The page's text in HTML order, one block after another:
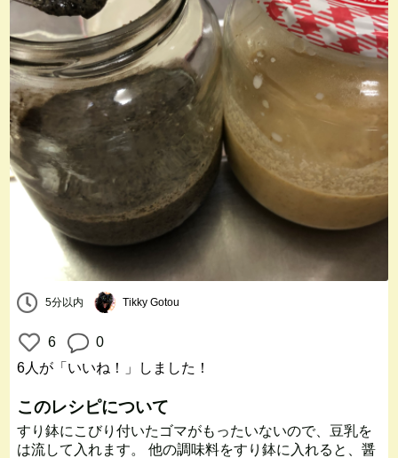
5分以内 Tikky Gotou
6
0
6人 が「いいね！」しました！
このレシピについて
すり鉢にこびり付いたゴマがもったいないので、豆乳を
は流して入れます。 他の調味料をすり鉢に入れると、醤